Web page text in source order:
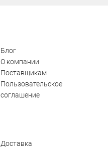
Блог
О компании
Поставщикам
Пользовательское
соглашение
Доставка